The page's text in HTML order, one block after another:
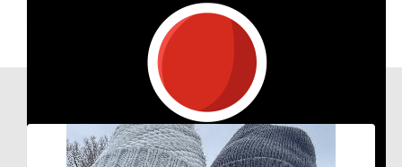
Patrick Paauw
Anonymous
Klein bedrag omdat ik al veel ms dingen probeer te steunen
maar het is je gegund! Ik ga volgendjaar ook mee doen vind
prachtige actie! Zet hem op lieverd, samen helpen we ms de
Show more
Our Team Members